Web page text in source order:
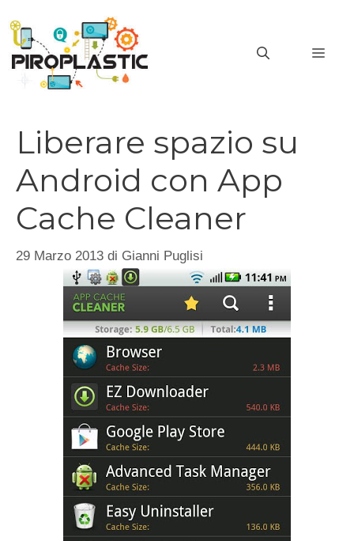
contenuto
Liberare spazio su
Android con App
Cache Cleaner
29 Marzo 2013 di Gianni Puglisi